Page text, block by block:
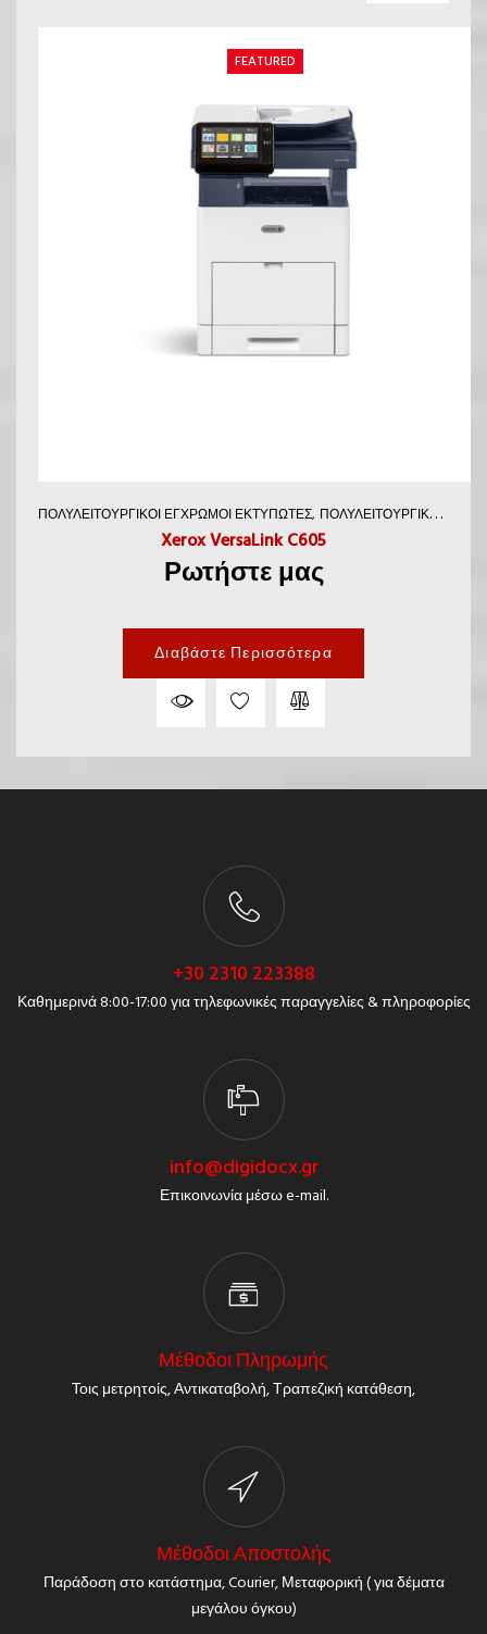
FEATURED
ΠΟΛΥΛΕΙΤΟΥΡΓΙΚΟΊ ΈΓΧΡΩΜΟΙ ΕΚΤΥΠΩΤΈΣ ΠΟΛΥΛΕΙΤΟΥΡΓΙΚΟΊ ΕΚΤΥΠΩΤΈΣ
Xerox VersaLink C605
Ρωτήστε μας
Διαβάστε Περισσότερα
+30 2310 223388
Καθημερινά 8:00-17:00 για τηλεφωνικές παραγγελίες & πληροφορίες
info@digidocx.gr
Επικοινωνία μέσω e-mail.
Μέθοδοι Πληρωμής
Τοις μετρητοίς, Αντικαταβολή, Τραπεζική κατάθεση,
Μέθοδοι Αποστολής
Παράδοση στο κατάστημα, Courier, Μεταφορική ( για δέματα
μεγάλου όγκου)